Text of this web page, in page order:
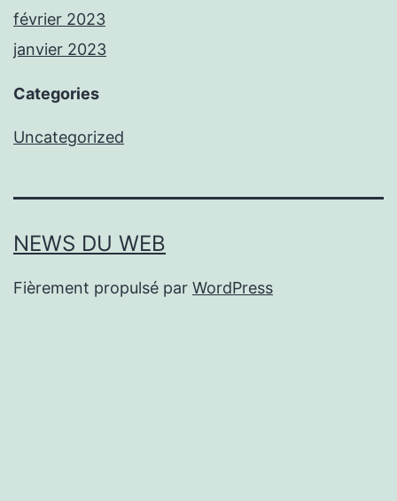
février 2023
janvier 2023
Categories
Uncategorized
NEWS DU WEB
Fièrement propulsé par WordPress